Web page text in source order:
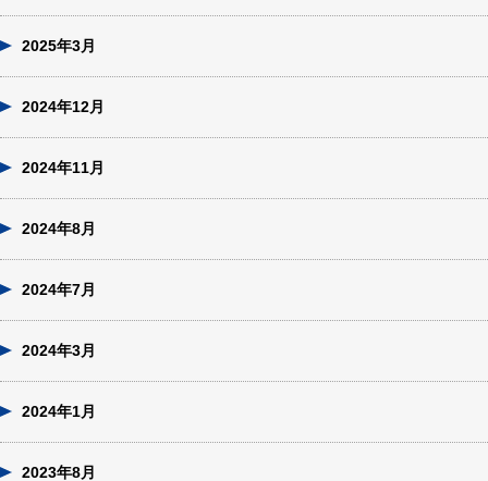
2025年3月
2024年12月
2024年11月
2024年8月
2024年7月
2024年3月
2024年1月
2023年8月